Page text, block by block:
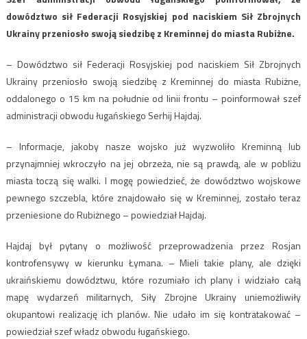
dowództwo sił Federacji Rosyjskiej pod naciskiem Sił Zbrojnych
Ukrainy przeniosło swoją siedzibę z Kreminnej do miasta Rubiżne.
– Dowództwo sił Federacji Rosyjskiej pod naciskiem Sił Zbrojnych
Ukrainy przeniosło swoją siedzibę z Kreminnej do miasta Rubiżne,
oddalonego o 15 km na południe od linii frontu – poinformował szef
administracji obwodu ługańskiego Serhij Hajdaj.
– Informacje, jakoby nasze wojsko już wyzwoliło Kreminną lub
przynajmniej wkroczyło na jej obrzeża, nie są prawdą, ale w pobliżu
miasta toczą się walki. I mogę powiedzieć, że dowództwo wojskowe
pewnego szczebla, które znajdowało się w Kreminnej, zostało teraz
przeniesione do Rubiżnego – powiedział Hajdaj.
Hajdaj był pytany o możliwość przeprowadzenia przez Rosjan
kontrofensywy w kierunku Łymana. – Mieli takie plany, ale dzięki
ukraińskiemu dowództwu, które rozumiało ich plany i widziało całą
mapę wydarzeń militarnych, Siły Zbrojne Ukrainy uniemożliwiły
okupantowi realizację ich planów. Nie udało im się kontratakować –
powiedział szef władz obwodu ługańskiego.